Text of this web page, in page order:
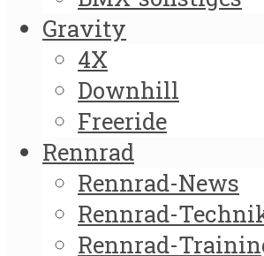
Gravity
4X
Downhill
Freeride
Rennrad
Rennrad-News
Rennrad-
Rennrad-